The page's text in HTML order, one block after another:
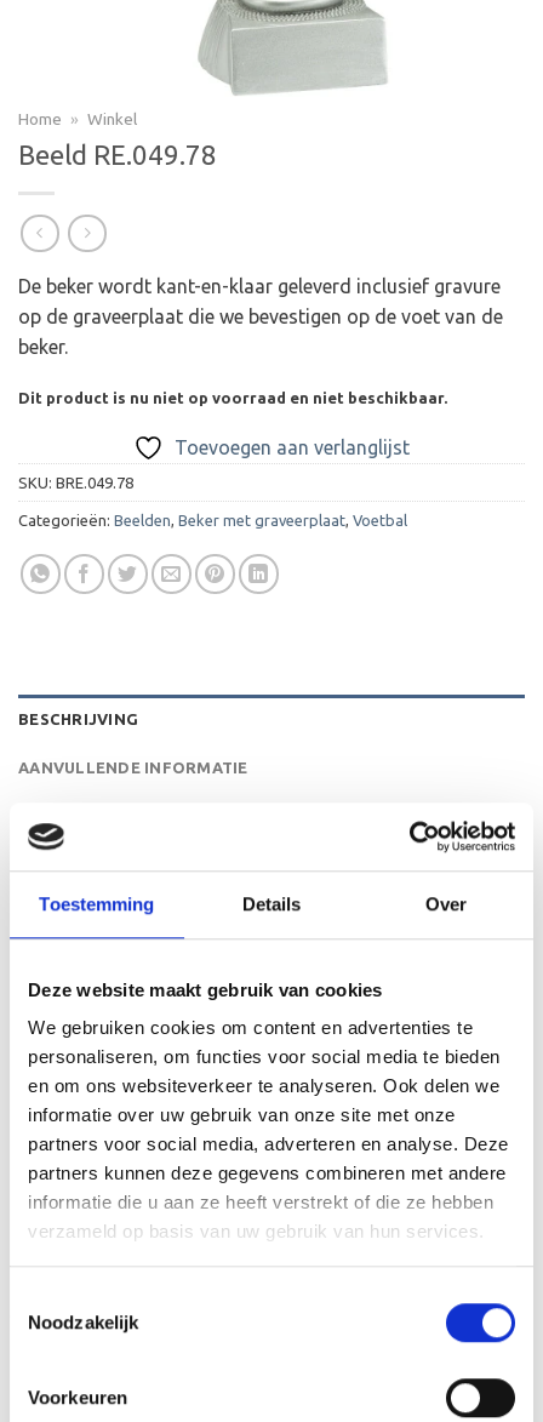
Toestemming Details Over
Deze website maakt gebruik van cookies
We gebruiken cookies om content en advertenties te
personaliseren, om functies voor social media te bieden
en om ons websiteverkeer te analyseren. Ook delen we
informatie over uw gebruik van onze site met onze
partners voor social media, adverteren en analyse. Deze
partners kunnen deze gegevens combineren met andere
informatie die u aan ze heeft verstrekt of die ze hebben
verzameld op basis van uw gebruik van hun services.
Noodzakelijk
Voorkeuren
Home » Winkel
Beeld RE.049.78
De beker wordt kant-en-klaar geleverd inclusief gravure
op de graveerplaat die we bevestigen op de voet van de
beker.
Dit product is nu niet op voorraad en niet beschikbaar.
Toevoegen aan verlanglijst
SKU: BRE.049.78
Categorieën: Beelden, Beker met graveerplaat, Voetbal
BESCHRIJVING
AANVULLENDE INFORMATIE
De RE.049.78 is een zeer mooi trofee die zeer geschikt is
voor ieder (sport)toernooi of businessevenement. We
kunnen de beker personaliseren door er een tekst op de
middel van graveren aangebracht op de beker.
GERELATEERDE PRODUCTEN
aan
aan